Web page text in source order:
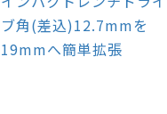
ブ角(差込)12.7mmを
19mmへ簡単拡張